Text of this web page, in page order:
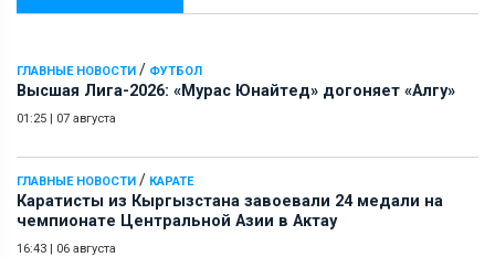
ГЛАВНЫЕ НОВОСТИ / ФУТБОЛ
Высшая Лига-2026: «Мурас Юнайтед» догоняет «Алгу»
01:25 | 07 августа
ГЛАВНЫЕ НОВОСТИ / КАРАТЕ
Каратисты из Кыргызстана завоевали 24 медали на
чемпионате Центральной Азии в Актау
16:43 | 06 августа